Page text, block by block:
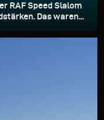
RAF Speed Slalom
Das waren...